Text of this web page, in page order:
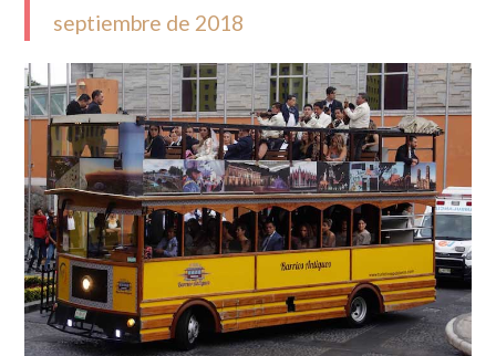
septiembre de 2018